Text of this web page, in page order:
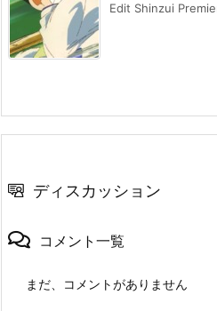
Edit Shinzui
ディスカッション
コメント一覧
まだ、コメントがありません